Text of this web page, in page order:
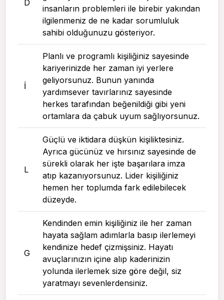
D
insanların problemleri ile birebir yakından
ilgilenmeniz de ne kadar sorumluluk
sahibi olduğunuzu gösteriyor.
I
Planlı ve programlı kişiliğiniz sayesinde
kariyerinizde her zaman iyi yerlere
geliyorsunuz. Bunun yanında
yardımsever tavırlarınız sayesinde
herkes tarafından beğenildiği gibi yeni
ortamlara da çabuk uyum sağlıyorsunuz.
L
Güçlü ve iktidara düşkün kişiliktesiniz.
Ayrıca gücünüz ve hırsınız sayesinde de
sürekli olarak her işte başarılara imza
atıp kazanıyorsunuz. Lider kişiliğiniz
hemen her toplumda fark edilebilecek
düzeyde.
G
Kendinden emin kişiliğiniz ile her zaman
hayata sağlam adımlarla basıp ilerlemeyi
kendinize hedef çizmişsiniz. Hayatı
avuçlarınızın içine alıp kaderinizin
yolunda ilerlemek size göre değil, siz
yaratmayı sevenlerdensiniz.